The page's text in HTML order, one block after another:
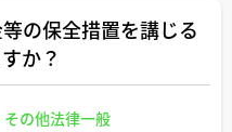
の保全措置を講じる
か？
の他法律一般